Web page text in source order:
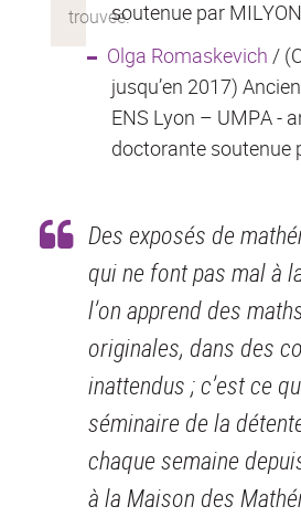
soutenue par MILYON
Olga Romaskevich /
jusqu’en 2017)
ENS Lyon – UMPA -
doctorante soutenue
Des exposés de
qui ne font pas mal à
l’on apprend des
originales, dans des
inattendus ; c’est ce
séminaire de la
chaque semaine
à la Maison des